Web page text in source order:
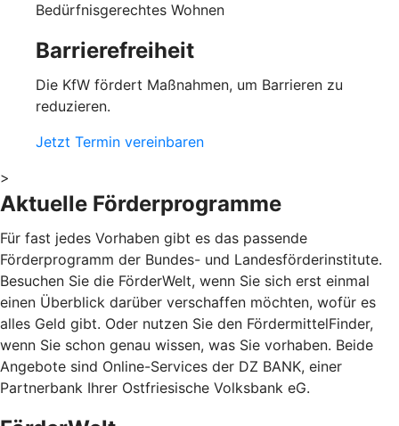
Bedürfnisgerechtes Wohnen
Barrierefreiheit
Die KfW fördert Maßnahmen, um Barrieren zu
reduzieren.
Jetzt Termin vereinbaren
>
Aktuelle Förderprogramme
Für fast jedes Vorhaben gibt es das passende
Förderprogramm der Bundes- und Landesförderinstitute.
Besuchen Sie die FörderWelt, wenn Sie sich erst einmal
einen Überblick darüber verschaffen möchten, wofür es
alles Geld gibt. Oder nutzen Sie den FördermittelFinder,
wenn Sie schon genau wissen, was Sie vorhaben. Beide
Angebote sind Online-Services der DZ BANK, einer
Partnerbank Ihrer Ostfriesische Volksbank eG.